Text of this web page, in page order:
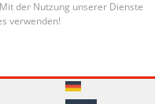
Mit der Nutzung unserer Dienste
verwenden!